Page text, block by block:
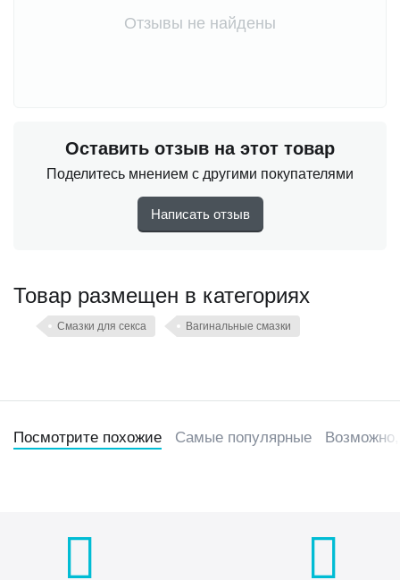
Отзывы не найдены
Оставить отзыв на этот товар
Поделитесь мнением с другими покупателями
Написать отзыв
Товар размещен в категориях
Смазки для секса Вагинальные смазки
Посмотрите похожие Самые популярные Возможно,